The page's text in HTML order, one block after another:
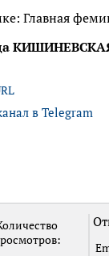
Главная
в Telegram